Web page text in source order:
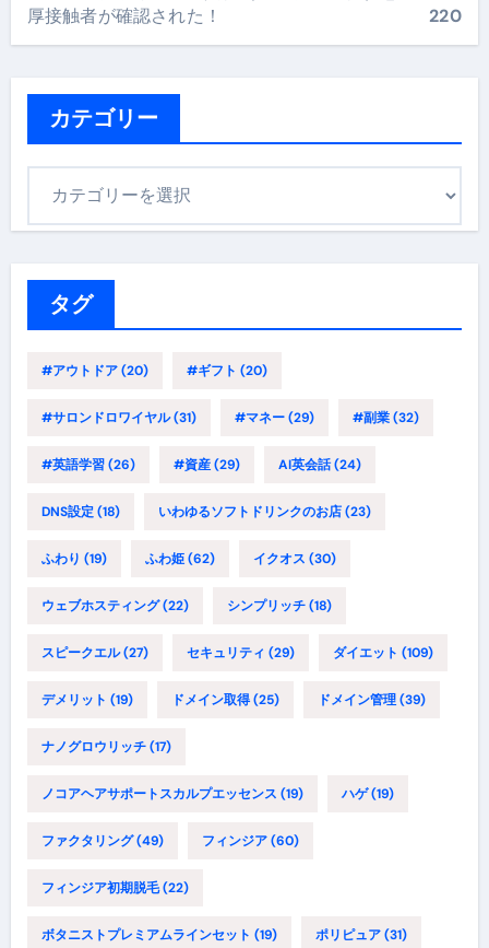
厚接触者が確認された！
220
カテゴリー
タグ
#アウトドア(20) #ギフト (20)
#サロンドロワイヤル(31) #マネー(29) #副業(32)
#英語学習(26) #資産(29) AI英会話(24)
DNS設定(18) いわゆるソフトドリンクのお店(23)
ふわり (19) ふわ姫(62) イクオス (30)
ウェブホスティング(22) シンプリッチ(18)
スピークエル(27) セキュリティ (29) ダイエット (109)
デメリット (19) ドメイン取得(25) ドメイン管理(39)
ナノグロウリッチ(17)
ノコアヘアサポートスカルプエッセンス (19) ハゲ(19)
ファクタリング(49) フィンジア(60)
フィンジア初期脱毛(22)
ボタニストプレミアムラインセット (19) ポリピュア(31)